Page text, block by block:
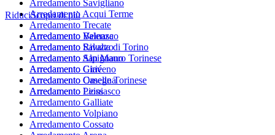
Arredamento Savigliano
Arredamento Acqui Terme
Arredamento Trecate
Arredamento Valenza
Arredamento Rivalta di Torino
Arredamento San Mauro Torinese
Arredamento Cirié
Arredamento Caselle Torinese
Arredamento Piossasco
RiduciScopri di più
Arredamento Beinasco
Arredamento Saluzzo
Arredamento Alpignano
Arredamento Giaveno
Arredamento Omegna
Arredamento Leini
Arredamento Galliate
Arredamento Volpiano
Arredamento Cossato